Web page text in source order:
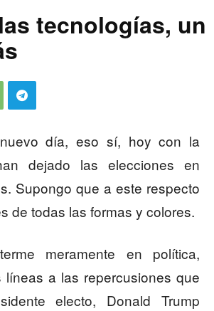
tecnologías, un
día, eso sí, hoy con la
dejado las elecciones en
Supongo que a este respecto
de todas las formas y colores.
meramente en política,
líneas a las repercusiones que
electo, Donald Trump